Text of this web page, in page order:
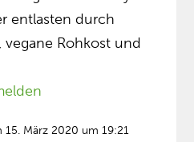
entlasten durch
vegane Rohkost und
15. März 2020 um 19:21